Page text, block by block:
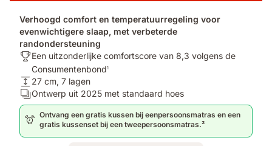
Verhoogd comfort en temperatuurregeling voor
evenwichtigere slaap, met verbeterde
randondersteuning
Awards:
Een
uitzonderlijke
comfortscore
van
8,3
volgens
de
Een uitzonderlijke comfortscore van 8,3 volgens de
Consumentenbond1
Matrashoogte:
27
cm,
lagen
27 cm, 7 lagen
Aantal
lagen:
Ontwerp
Ontwerp uit 2025 met standaard hoes
Ontvang een gratis kussen bij eenpersoonsmatras en een
gratis kussenset bij een tweepersoonsmatras.²